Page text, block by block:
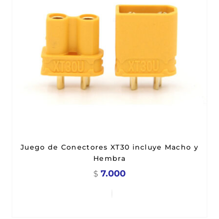
Juego de Conectores XT30 incluye Macho y
Hembra
$ 7.000